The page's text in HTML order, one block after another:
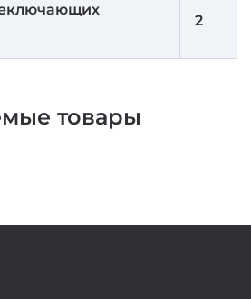
2
товары